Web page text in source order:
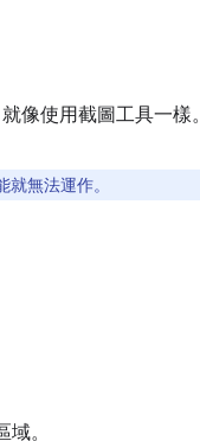
像使用截圖工具一樣。
無法運作。
。